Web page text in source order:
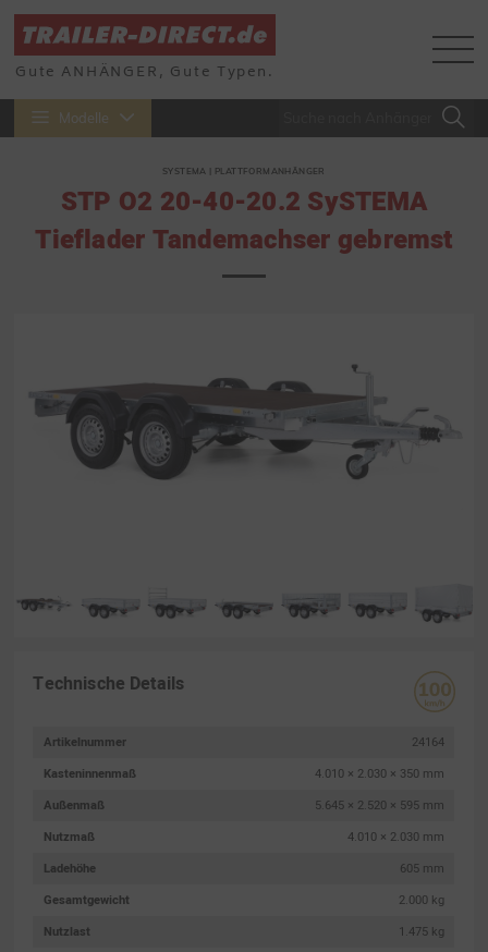
Gute ANHÄNGER, Gute Typen.
Modelle
SYSTEMA | PLATTFORMANHÄNGER
STP O2 20-40-20.2 SySTEMA
Tieflader Tandemachser gebremst
Technische Details
Artikelnummer
24164
Kasteninnenmaß
4.010 × 2.030 × 350 mm
Außenmaß
5.645 × 2.520 × 595 mm
Nutzmaß
4.010 × 2.030 mm
Ladehöhe
605 mm
Gesamtgewicht
2.000 kg
Nutzlast
1.475 kg